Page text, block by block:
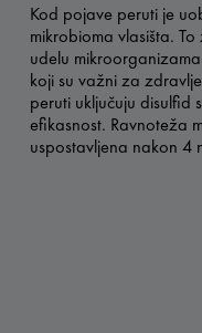
Kod pojave peruti je
mikrobioma vlasišta.
udelu
koji su važni za
peruti uključuju disulfid
efikasnost. Ravnoteža
uspostavljena nakon 4